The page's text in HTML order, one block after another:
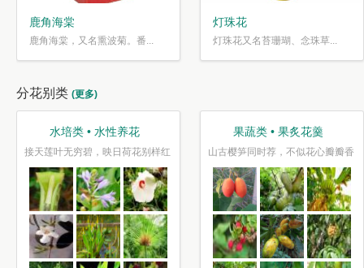
鹿角海棠
鹿角海棠，又名熏波菊。番...
灯珠花
灯珠花又名苔珊瑚、念珠草...
分花别类 (更多)
水培类 • 水性养花
接天莲叶无穷碧，映日荷花别样红
果蔬类 • 果炙花羹
山古樱笋同时荐，不似花心瓣瓣香